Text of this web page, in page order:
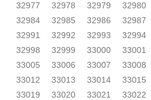
32977
32978 32979 32980
32984
32985 32986 32987
32991
32992 32993 32994
32998
32999 33000 33001
33005
33006 33007 33008
33012
33013 33014 33015
33019
33020 33021 33022